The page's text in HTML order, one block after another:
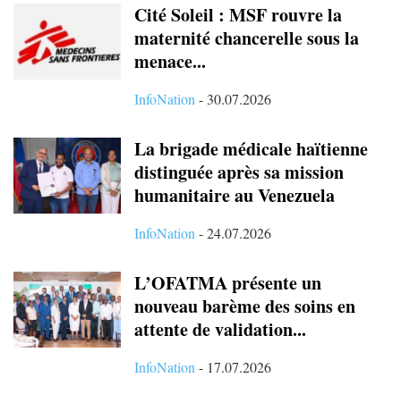
Cité Soleil : MSF rouvre la
maternité chancerelle sous la
menace...
InfoNation - 30.07.2026
La brigade médicale haïtienne
distinguée après sa mission
humanitaire au Venezuela
InfoNation -24.07.2026
L’OFATMA présente un
nouveau barème des soins en
attente de validation...
InfoNation - 17.07.2026